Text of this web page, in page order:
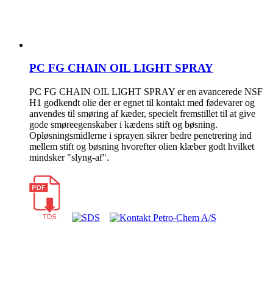
PC FG CHAIN OIL LIGHT SPRAY
PC FG CHAIN OIL LIGHT SPRAY er en avancerede NSF
H1 godkendt olie der er egnet til kontakt med fødevarer og
anvendes til smøring af kæder, specielt fremstillet til at give
gode smøreegenskaber i kædens stift og bøsning.
Opløsningsmidlerne i sprayen sikrer bedre penetrering ind
mellem stift og bøsning hvorefter olien klæber godt hvilket
mindsker "slyng-af".